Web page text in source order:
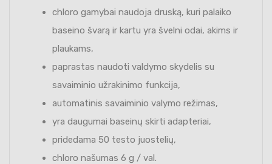
chloro gamybai naudoja druską, kuri palaiko
baseino švarą ir kartu yra švelni odai, akims ir
plaukams,
paprastas naudoti valdymo skydelis su
savaiminio užrakinimo funkcija,
automatinis savaiminio valymo režimas,
yra daugumai baseinų skirti adapteriai,
pridedama 50 testo juostelių,
chloro našumas 6 g / val.